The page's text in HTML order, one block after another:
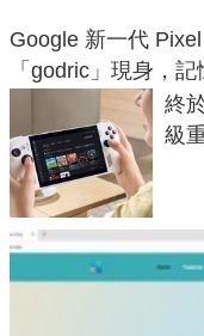
Google 新一代
「godric」現身，
終
級